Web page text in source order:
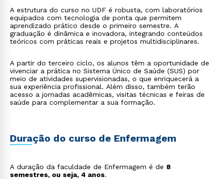
A estrutura do curso no UDF é robusta, com laboratórios
equipados com tecnologia de ponta que permitem
aprendizado prático desde o primeiro semestre. A
graduação é dinâmica e inovadora, integrando conteúdos
teóricos com práticas reais e projetos multidisciplinares.
A partir do terceiro ciclo, os alunos têm a oportunidade de
vivenciar a prática no Sistema Único de Saúde (SUS) por
meio de atividades supervisionadas, o que enriquecerá a
sua experiência profissional. Além disso, também terão
acesso a jornadas acadêmicas, visitas técnicas e feiras de
saúde para complementar a sua formação.
Duração do curso de Enfermagem
A duração da faculdade de Enfermagem é de 8
semestres, ou seja, 4 anos.